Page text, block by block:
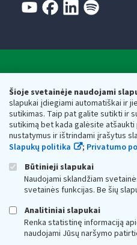
Šioje svetainėje naudojami
slapukai įdiegiami automatiškai ir
sutikimas. Taip pat galite sutikti ir
sutikimą bet kada galėsite
nustatymus ir ištrindami įrašytus
Slapukų politika
; Privatumo
Būtinieji slapukai
Naudojami sklandžiam
svetainės funkcijas. Be šių
Analitiniai slapukai
Renka statistinę informaciją
naudojami Jūsų naršymo
Respublikos finansų
Biudžetinė įstaiga. Juridinio
adresas: Vasario 16-osios g. 14,
vmi@vmi.lt, E. pristatymo dėžutės
Duomenys apie Valstybinę
Respublikos finansų ministerijos